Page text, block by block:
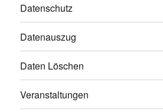
Datenschutz
Datenauszug
Daten Löschen
Veranstaltungen